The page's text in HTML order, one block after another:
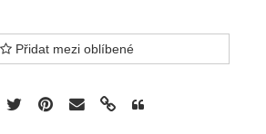
Přidat mezi oblíbené